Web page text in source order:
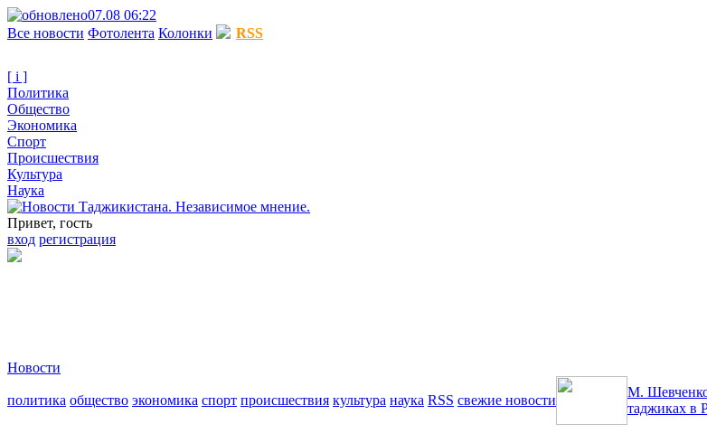
07.08 06:22
Все новости Фотолента Колонки RSS
[ i ]
Политика
Общество
Экономика
Спорт
Происшествия
Культура
Наука
Привет, гость
вход регистрация
Новости
политика общество экономика спорт происшествия культура наука RSS свежие новости
М.
таджиках в